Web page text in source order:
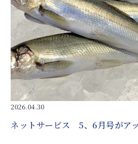
2026.04.30
ネットサービス 5、6月号がアッ